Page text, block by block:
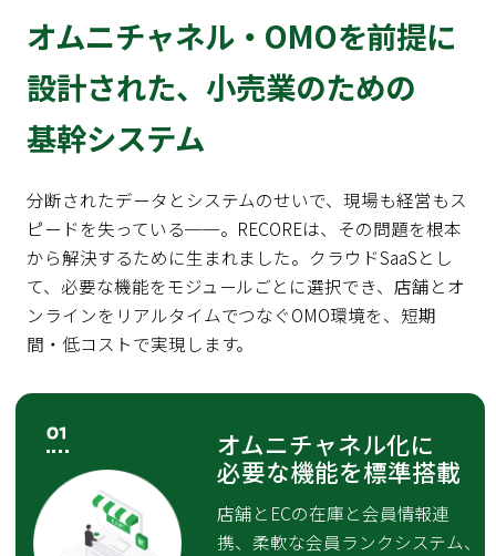
オムニチャネル・OMOを前提に
設計された、 小売業のための
基幹システム
分断されたデータとシステムのせいで、現場も経営もス
ピードを失っている──。RECOREは、その問題を根本
から解決するために生まれました。 クラウドSaaSとし
て、必要な機能をモジュールごとに選択でき、店舗とオ
ンラインをリアルタイムでつなぐOMO環境を、短期
間・低コストで実現します。
オムニチャネル化に
必要な機能を標準搭載
店舗とECの在庫と会員情報連
携、柔軟な会員ランクシステム、